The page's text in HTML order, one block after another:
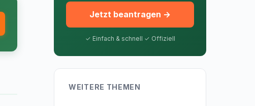
Jetzt beantragen →
✓ Einfach & schnell ✓ Offiziell
WEITERE THEMEN